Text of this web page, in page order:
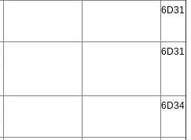
6D31
6D31
6D34